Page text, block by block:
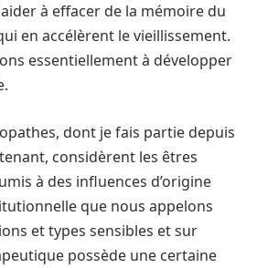
à effacer de la mémoire du
en accélèrent le vieillissement.
essentiellement à développer
dont je fais partie depuis
considèrent les êtres
à des influences d’origine
que nous appelons
et types sensibles et sur
possède une certaine